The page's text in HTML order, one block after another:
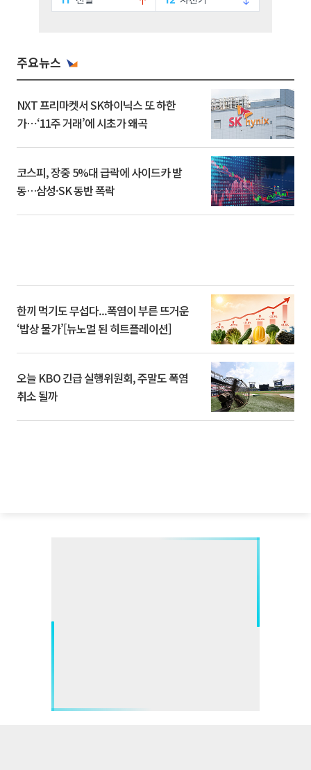
주요뉴스
NXT 프리마켓서 SK하이닉스 또 하한
가⋯‘11주 거래’에 시초가 왜곡
코스피, 장중 5%대 급락에 사이드카 발
동…삼성·SK 동반 폭락
한끼 먹기도 무섭다...폭염이 부른 뜨거운
‘밥상 물가’[뉴노멀 된 히트플레이션]
오늘 KBO 긴급 실행위원회, 주말도 폭염
취소 될까